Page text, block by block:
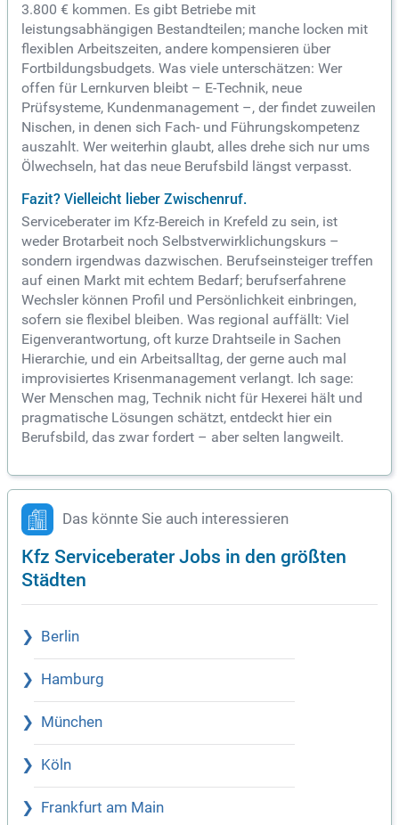
3.800 € kommen. Es gibt Betriebe mit
leistungsabhängigen Bestandteilen; manche locken mit
flexiblen Arbeitszeiten, andere kompensieren über
Fortbildungsbudgets. Was viele unterschätzen: Wer
offen für Lernkurven bleibt – E-Technik, neue
Prüfsysteme, Kundenmanagement –, der findet zuweilen
Nischen, in denen sich Fach- und Führungskompetenz
auszahlt. Wer weiterhin glaubt, alles drehe sich nur ums
Ölwechseln, hat das neue Berufsbild längst verpasst.
Fazit? Vielleicht lieber Zwischenruf.
Serviceberater im Kfz-Bereich in Krefeld zu sein, ist
weder Brotarbeit noch Selbstverwirklichungskurs –
sondern irgendwas dazwischen. Berufseinsteiger treffen
auf einen Markt mit echtem Bedarf; berufserfahrene
Wechsler können Profil und Persönlichkeit einbringen,
sofern sie flexibel bleiben. Was regional auffällt: Viel
Eigenverantwortung, oft kurze Drahtseile in Sachen
Hierarchie, und ein Arbeitsalltag, der gerne auch mal
improvisiertes Krisenmanagement verlangt. Ich sage:
Wer Menschen mag, Technik nicht für Hexerei hält und
pragmatische Lösungen schätzt, entdeckt hier ein
Berufsbild, das zwar fordert – aber selten langweilt.
Das könnte Sie auch interessieren
Kfz Serviceberater Jobs in den größten
Städten
Berlin
Hamburg
München
Köln
Frankfurt am Main